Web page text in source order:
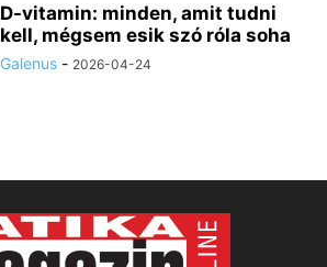
D-vitamin: minden, amit tudni
kell, mégsem esik szó róla soha
Galenus - 2026-04-24